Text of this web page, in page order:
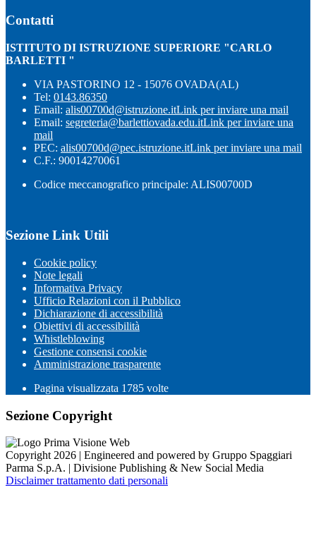
Contatti
ISTITUTO DI ISTRUZIONE SUPERIORE "CARLO
BARLETTI "
VIA PASTORINO 12 - 15076 OVADA(AL)
Tel: 0143.86350
Email: alis00700d@istruzione.itLink per inviare una mail
Email: segreteria@barlettiovada.edu.itLink per inviare una
mail
PEC: alis00700d@pec.istruzione.itLink per inviare una mail
C.F.: 90014270061
Codice meccanografico principale: ALIS00700D
Sezione Link Utili
Cookie policy
Note legali
Informativa Privacy
Ufficio Relazioni con il Pubblico
Dichiarazione di accessibilità
Obiettivi di accessibilità
Whistleblowing
Gestione consensi cookie
Amministrazione trasparente
Pagina visualizzata 1785 volte
Sezione Copyright
Copyright 2026 | Engineered and powered by Gruppo Spaggiari
Parma S.p.A. | Divisione Publishing & New Social Media
Disclaimer trattamento dati personali